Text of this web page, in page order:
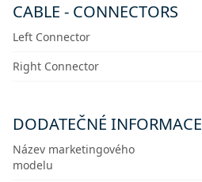
CABLE - CONNECTORS
Left Connector
Right Connector
DODATEČNÉ INFORMACE
Název marketingového
modelu